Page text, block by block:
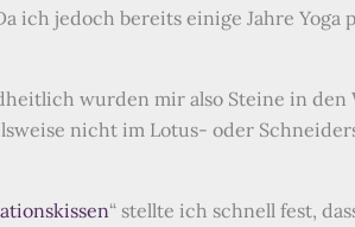
ich jedoch bereits einige Jahre
wurden mir also Steine in den
nicht im Lotus- oder
“ stellte ich schnell fest,